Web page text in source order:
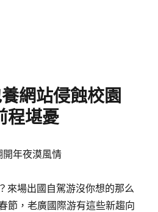
網站侵蝕校園
程堪憂
開年夜漠風情
來場出國自駕游沒你想的那么
，老廣國際游有這些新趨向